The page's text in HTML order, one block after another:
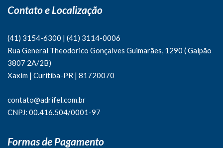
Contato e Localização
(41) 3154-6300 | (41) 3114-0006
Rua General Theodorico Gonçalves Guimarães, 1290 ( Galpão
3807 2A/2B)
Xaxim | Curitiba-PR | 81720070
contato@adrifel.com.br
CNPJ: 00.416.504/0001-97
Formas de Pagamento